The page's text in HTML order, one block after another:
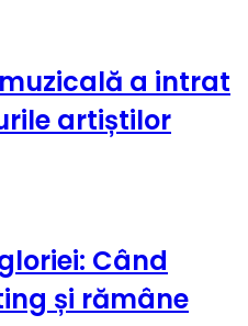
a intrat
artiștilor
Când
și rămâne